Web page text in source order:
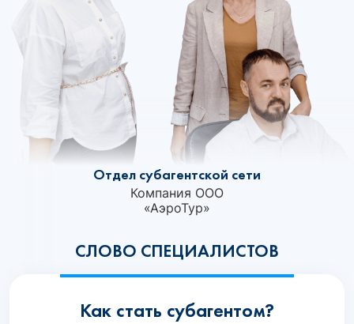
СЛОВО СПЕЦИАЛИСТОВ
Отдел субагентской сети
Компания ООО
«АэроТур»‎
Как стать субагентом?